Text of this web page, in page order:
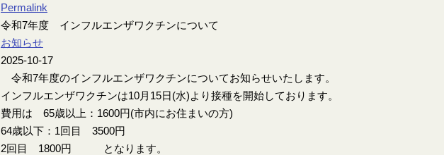
Permalink
令和7年度 インフルエンザワクチンについて
お知らせ
2025-10-17
令和7年度のインフルエンザワクチンについてお知らせいたします。
インフルエンザワクチンは10月15日(水)より接種を開始しております。
費用は 65歳以上：1600円(市内にお住まいの方)
64歳以下：1回目 3500円
2回目 1800円 となります。